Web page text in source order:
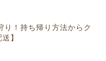
り！持ち帰り方法からク
】